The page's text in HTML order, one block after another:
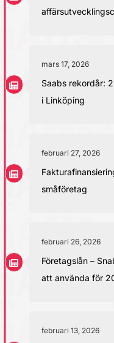
mars 17, 2026
Saabs rekordår:
i Linköping
februari 27, 2026
småföretag
februari 26, 2026
Företagslån –
att använda för
februari 13, 2026